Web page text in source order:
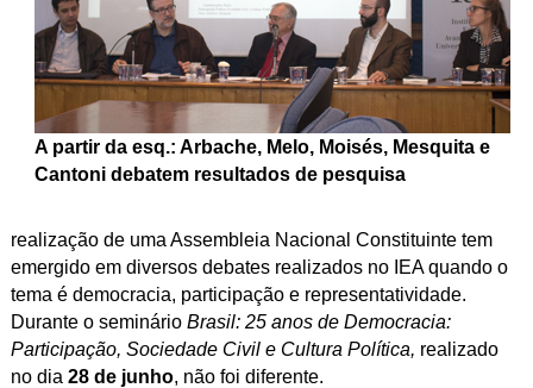
A partir da esq.: Arbache, Melo, Moisés, Mesquita e
Cantoni debatem resultados de pesquisa
realização de uma Assembleia Nacional Constituinte tem
emergido em diversos debates realizados no IEA quando o
tema é democracia, participação e representatividade.
Durante o seminário Brasil: 25 anos de Democracia:
Participação, Sociedade Civil e Cultura Política, realizado
no dia 28 de junho, não foi diferente.